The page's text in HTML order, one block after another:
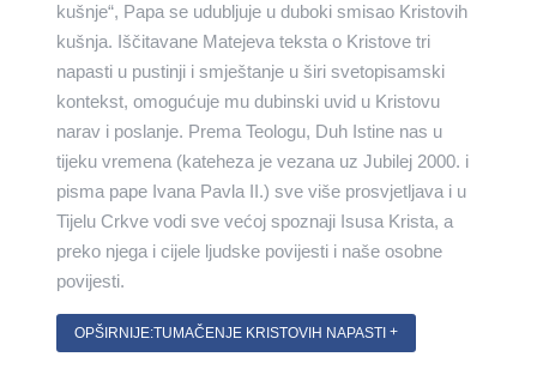
kušnje“, Papa se udubljuje u duboki smisao Kristovih
kušnja. Iščitavane Matejeva teksta o Kristove tri
napasti u pustinji i smještanje u širi svetopisamski
kontekst, omogućuje mu dubinski uvid u Kristovu
narav i poslanje. Prema Teologu, Duh Istine nas u
tijeku vremena (kateheza je vezana uz Jubilej 2000. i
pisma pape Ivana Pavla II.) sve više prosvjetljava i u
Tijelu Crkve vodi sve većoj spoznaji Isusa Krista, a
preko njega i cijele ljudske povijesti i naše osobne
povijesti.
OPŠIRNIJE:TUMAČENJE KRISTOVIH NAPASTI